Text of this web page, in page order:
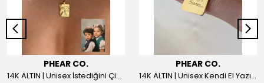
PHEAR CO.
14K ALTIN | Unisex İstediğini Çizdir Kolye
PHEAR CO.
14K ALTIN | Unisex Kendi El Yazın ile İstediğini Yazdır Plaka Kolye